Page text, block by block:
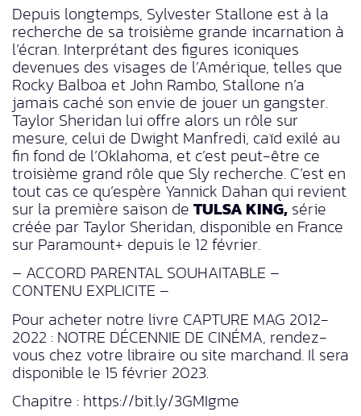
Depuis longtemps, Sylvester Stallone est à la
recherche de sa troisième grande incarnation à
l’écran. Interprétant des figures iconiques
devenues des visages de l’Amérique, telles que
Rocky Balboa et John Rambo, Stallone n’a
jamais caché son envie de jouer un gangster.
Taylor Sheridan lui offre alors un rôle sur
mesure, celui de Dwight Manfredi, caïd exilé au
fin fond de l’Oklahoma, et c’est peut-être ce
troisième grand rôle que Sly recherche. C’est en
tout cas ce qu’espère Yannick Dahan qui revient
sur la première saison de TULSA KING, série
créée par Taylor Sheridan, disponible en France
sur Paramount+ depuis le 12 février.
– ACCORD PARENTAL SOUHAITABLE –
CONTENU EXPLICITE –
Pour acheter notre livre CAPTURE MAG 2012-
2022 : NOTRE DÉCENNIE DE CINÉMA, rendez-
vous chez votre libraire ou site marchand. Il sera
disponible le 15 février 2023.
Chapitre : https://bit.ly/3GMIgme